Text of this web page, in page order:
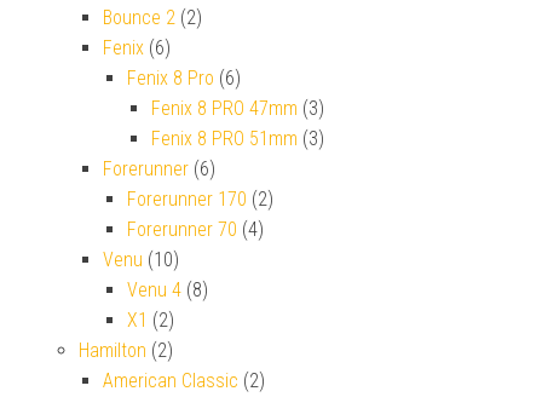
Bounce 2 (2)
Fenix (6)
Fenix 8 Pro (6)
Fenix 8 PRO 47mm (3)
Fenix 8 PRO 51mm (3)
Forerunner (6)
Forerunner 170 (2)
Forerunner 70 (4)
Venu (10)
Venu 4 (8)
X1 (2)
Hamilton (2)
American Classic (2)